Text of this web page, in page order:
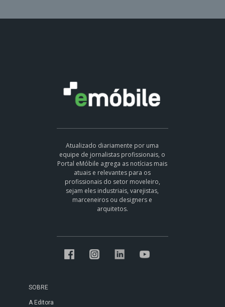
Atualizado diariamente por uma
equipe de jornalistas profissionais, o
Portal eMóbile agrega as notícias mais
atuais e relevantes para os
profissionais do setor moveleiro,
sejam eles industriais, varejistas,
marceneiros ou designers e
arquitetos.
SOBRE
A Editora